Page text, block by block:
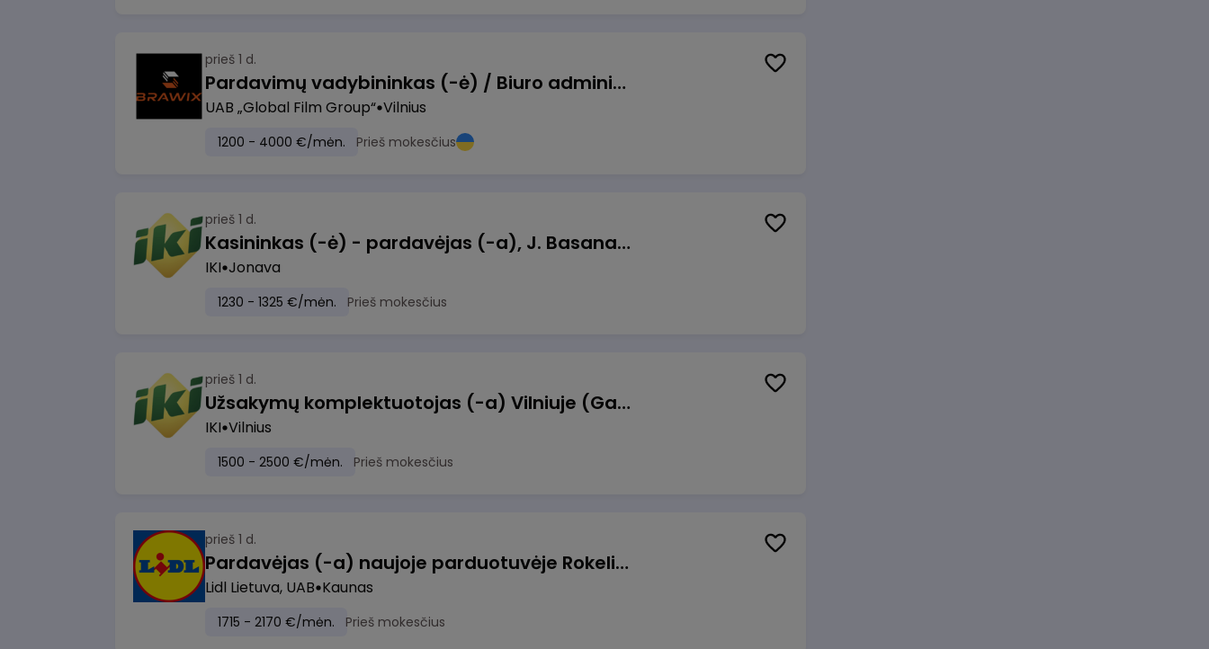
prieš 1 d.
Pardavimų vadybininkas (-ė) / Biuro administratorius (-ė) (B2B)
UAB „Global Film Group“ Vilnius
1200 - 4000 €/mėn. Prieš mokesčius
prieš 1 d.
Kasininkas (-ė) - pardavėjas (-a), J. Basanavičiaus g. 6, Jonava
IKI Jonava
1230 - 1325 €/mėn. Prieš mokesčius
prieš 1 d.
Užsakymų komplektuotojas (-a) Vilniuje (Gariūnai)
IKI Vilnius
1500 - 2500 €/mėn. Prieš mokesčius
prieš 1 d.
Pardavėjas (-a) naujoje parduotuvėje Rokeliuose (NEMOKAMAS TRANSPORTAS)
Lidl Lietuva, UAB Kaunas
1715 - 2170 €/mėn. Prieš mokesčius